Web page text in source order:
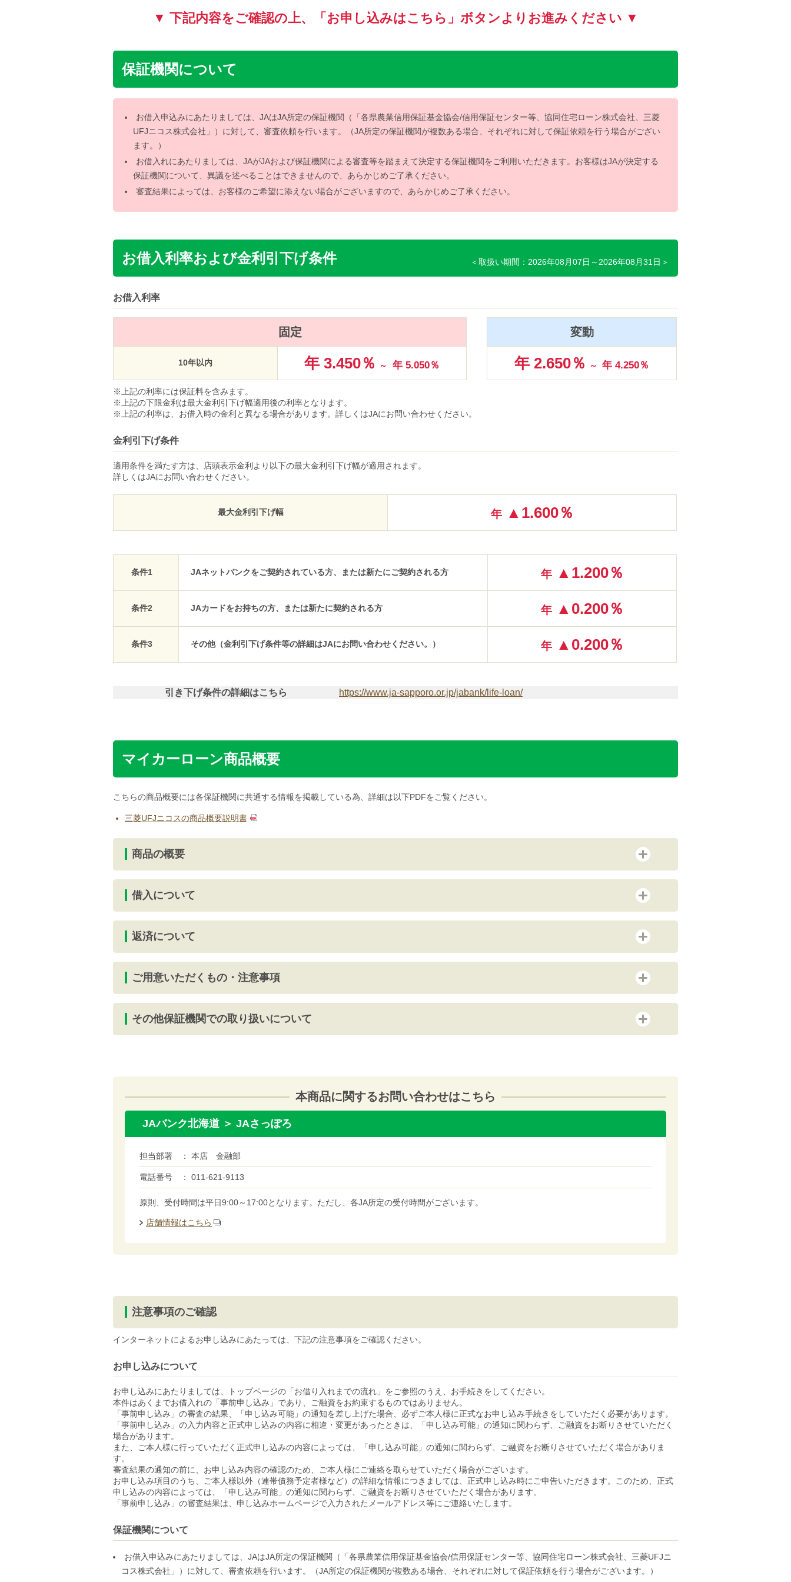
▼ 下記内容をご確認の上、「お申し込みはこちら」ボタンよりお進みください ▼
保証機関について
お借入申込みにあたりましては、JAはJA所定の保証機関（「各県農業信用保証基金協会/信用保証センター等、協同住宅ローン株式会社、三菱
UFJニコス株式会社」）に対して、審査依頼を行います。（JA所定の保証機関が複数ある場合、それぞれに対して保証依頼を行う場合がござい
ます。）
お借入れにあたりましては、JAがJAおよび保証機関による審査等を踏まえて決定する保証機関をご利用いただきます。お客様はJAが決定する
保証機関について、異議を述べることはできませんので、あらかじめご了承ください。
審査結果によっては、お客様のご希望に添えない場合がございますので、あらかじめご了承ください。
お借入利率および金利引下げ条件 ＜取扱い期間：2026年08月07日～2026年08月31日＞
お借入利率
固定 変動
10年以内 年 3.450％ ～ 年 5.050％ 年 2.650％ ～ 年 4.250％
上記の利率には保証料を含みます。
上記の下限金利は最大金利引下げ幅適用後の利率となります。
上記の利率は、お借入時の金利と異なる場合があります。詳しくはJAにお問い合わせください。
金利引下げ条件
適用条件を満たす方は、店頭表示金利より以下の最大金利引下げ幅が適用されます。
詳しくはJAにお問い合わせください。
最大金利引下げ幅 年▲1.600％
条件1 JAネットバンクをご契約されている方、または新たにご契約される方 年▲1.200％
条件2 JAカードをお持ちの方、または新たに契約される方 年▲0.200％
条件3 その他（金利引下げ条件等の詳細はJAにお問い合わせください。） 年▲0.200％
引き下げ条件の詳細はこちら https://www.ja-sapporo.or.jp/jabank/life-loan/
マイカーローン商品概要
こちらの商品概要には各保証機関に共通する情報を掲載している為、詳細は以下PDFをご覧ください。
三菱UFJニコスの商品概要説明書
商品の概要
借入について
返済について
ご用意いただくもの・注意事項
その他保証機関での取り扱いについて
本商品に関するお問い合わせはこちら
JAバンク北海道 ＞ JAさっぽろ
担当部署 本店 金融部
電話番号 011-621-9113
原則、受付時間は平日9:00～17:00となります。ただし、各JA所定の受付時間がございます。
店舗情報はこちら
注意事項のご確認
インターネットによるお申し込みにあたっては、下記の注意事項をご確認ください。
お申し込みについて
お申し込みにあたりましては、トップページの「お借り入れまでの流れ」をご参照のうえ、お手続きをしてください。
本件はあくまでお借入れの「事前申し込み」であり、ご融資をお約束するものではありません。
「事前申し込み」の審査の結果、「申し込み可能」の通知を差し上げた場合、必ずご本人様に正式なお申し込み手続きをしていただく必要があります。
「事前申し込み」の入力内容と正式申し込みの内容に相違・変更があったときは、「申し込み可能」の通知に関わらず、ご融資をお断りさせていただく
場合があります。
また、ご本人様に行っていただく正式申し込みの内容によっては、「申し込み可能」の通知に関わらず、ご融資をお断りさせていただく場合がありま
す。
審査結果の通知の前に、お申し込み内容の確認のため、ご本人様にご連絡を取らせていただく場合がございます。
お申し込み項目のうち、ご本人様以外（連帯債務予定者様など）の詳細な情報につきましては、正式申し込み時にご申告いただきます。このため、正式
申し込みの内容によっては、「申し込み可能」の通知に関わらず、ご融資をお断りさせていただく場合があります。
「事前申し込み」の審査結果は、申し込みホームページで入力されたメールアドレス等にご連絡いたします。
保証機関について
お借入申込みにあたりましては、JAはJA所定の保証機関（「各県農業信用保証基金協会/信用保証センター等、協同住宅ローン株式会社、三菱UFJニ
コス株式会社」）に対して、審査依頼を行います。（JA所定の保証機関が複数ある場合、それぞれに対して保証依頼を行う場合がございます。）